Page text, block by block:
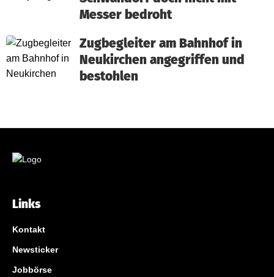
Messer bedroht
Zugbegleiter am Bahnhof in
Neukirchen angegriffen und
bestohlen
Links
Kontakt
Newsticker
Jobbörse